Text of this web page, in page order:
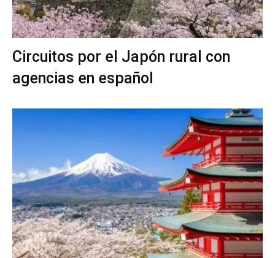
Circuitos por el Japón rural con
agencias en español